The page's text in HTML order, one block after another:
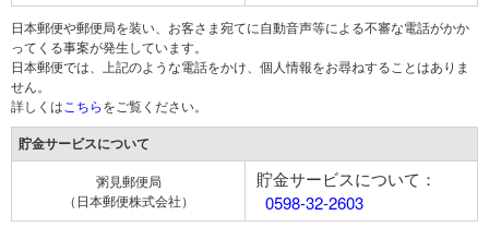
日本郵便や郵便局を装い、お客さま宛てに自動音声等による不審な電話がかか
ってくる事案が発生しています。
日本郵便では、上記のような電話をかけ、個人情報をお尋ねすることはありま
せん。
詳しくは こちらをご覧ください。
貯金サービスについて
粥見郵便局
（日本郵便株式会社）
貯金サービスについて：
0598-32-2603